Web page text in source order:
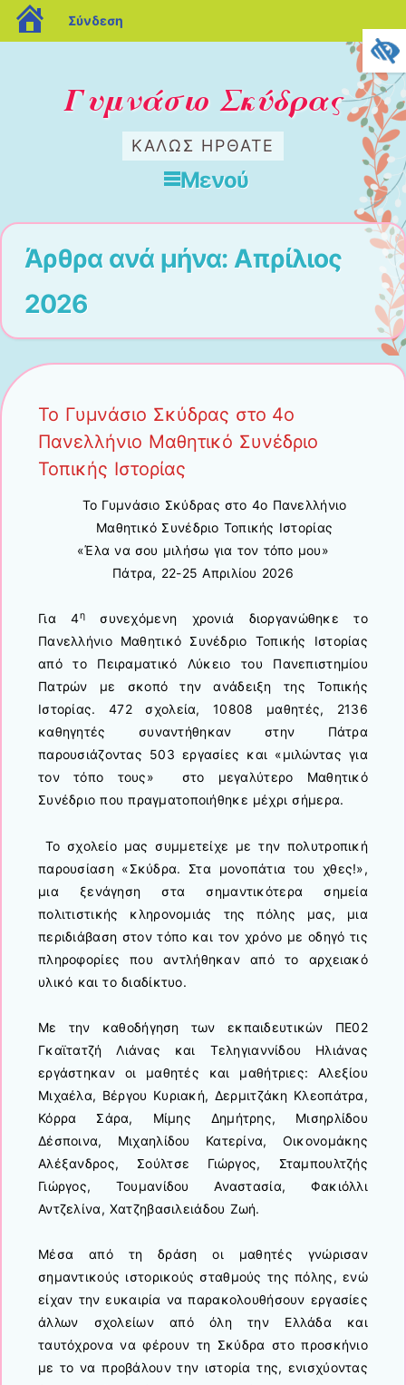
Γυμνάσιο Σκύδρας
ΚΑΛΏΣ ΉΡΘΑΤΕ
Μενού
Άρθρα ανά μήνα: Απρίλιος
2026
Το Γυμνάσιο Σκύδρας στο 4ο
Πανελλήνιο Μαθητικό Συνέδριο
Τοπικής Ιστορίας
Το Γυμνάσιο Σκύδρας στο 4ο Πανελλήνιο
Μαθητικό Συνέδριο Τοπικής Ιστορίας
«Έλα να σου μιλήσω για τον τόπο μου»
Πάτρα, 22-25 Απριλίου 2026
Για 4ησυνεχόμενη χρονιά διοργανώθηκε το
Πανελλήνιο Μαθητικό Συνέδριο Τοπικής Ιστορίας
από το Πειραματικό Λύκειο του Πανεπιστημίου
Πατρών με σκοπό την ανάδειξη της Τοπικής
Ιστορίας. 472 σχολεία, 10808 μαθητές, 2136
καθηγητές συναντήθηκαν στην Πάτρα
παρουσιάζοντας 503 εργασίες και «μιλώντας για
τον τόπο τους» στο μεγαλύτερο Μαθητικό
Συνέδριο που πραγματοποιήθηκε μέχρι σήμερα.
Το σχολείο μας συμμετείχε με την πολυτροπική
παρουσίαση «Σκύδρα. Στα μονοπάτια του χθες!»,
μια ξενάγηση στα σημαντικότερα σημεία
πολιτιστικής κληρονομιάς της πόλης μας, μια
περιδιάβαση στον τόπο και τον χρόνο με οδηγό τις
πληροφορίες που αντλήθηκαν από το αρχειακό
υλικό και το διαδίκτυο.
Με την καθοδήγηση των εκπαιδευτικών ΠΕ02
Γκαϊτατζή Λιάνας και Τεληγιαννίδου Ηλιάνας
εργάστηκαν οι μαθητές και μαθήτριες: Αλεξίου
Μιχαέλα, Βέργου Κυριακή, Δερμιτζάκη Κλεοπάτρα,
Κόρρα Σάρα, Μίμης Δημήτρης, Μισηρλίδου
Δέσποινα, Μιχαηλίδου Κατερίνα, Οικονομάκης
Αλέξανδρος, Σούλτσε Γιώργος, Σταμπουλτζής
Γιώργος, Τουμανίδου Αναστασία, Φακιόλλι
Αντζελίνα, Χατζηβασιλειάδου Ζωή.
Μέσα από τη δράση οι μαθητές γνώρισαν
σημαντικούς ιστορικούς σταθμούς της πόλης, ενώ
είχαν την ευκαιρία να παρακολουθήσουν εργασίες
άλλων σχολείων από όλη την Ελλάδα και
ταυτόχρονα να φέρουν τη Σκύδρα στο προσκήνιο
με το να προβάλουν την ιστορία της, ενισχύοντας
blogs.sch.gr
Σύνδεση